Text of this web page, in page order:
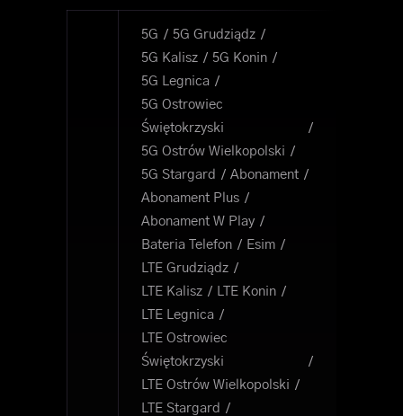
5G
5G Grudziądz
5G Kalisz
5G Konin
5G Legnica
5G Ostrowiec
Świętokrzyski
5G Ostrów Wielkopolski
5G Stargard
Abonament
Abonament Plus
Abonament W Play
Bateria Telefon
Esim
LTE Grudziądz
LTE Kalisz
LTE Konin
LTE Legnica
LTE Ostrowiec
Świętokrzyski
LTE Ostrów Wielkopolski
LTE Stargard